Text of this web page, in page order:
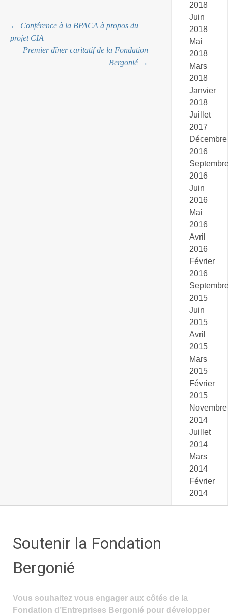
Navigation
← Conférence à la BPACA à propos du
projet CIA
Premier dîner caritatif de la Fondation
Bergonié →
2018
Juin
2018
Mai
2018
Mars
2018
Janvier
2018
Juillet
2017
Décembre
2016
2016
Juin
2016
Mai
2016
Avril
2016
Février
2016
2015
Juin
2015
Avril
2015
Mars
2015
Février
2015
Novembre
2014
Juillet
2014
Mars
2014
Février
2014
Soutenir la Fondation
Bergonié
Vous souhaitez vous engager aux côtés de la
Fondation d’Entreprises Bergonié pour développer